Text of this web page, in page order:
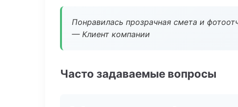
Понравилась прозрачная смета и
— Клиент компании
Часто задаваемые вопросы